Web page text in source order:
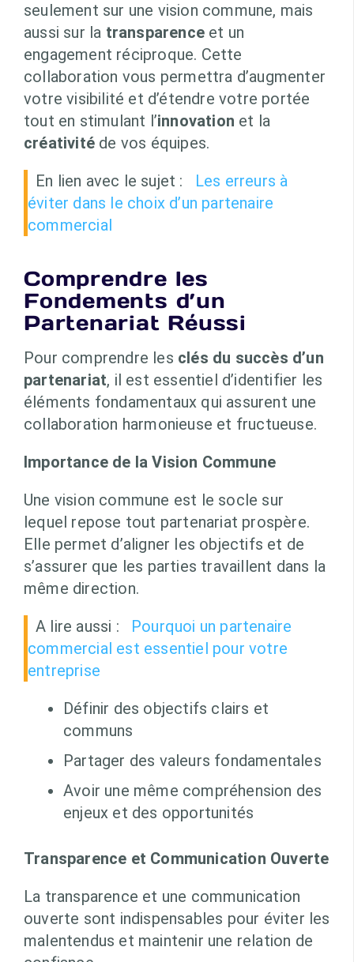
seulement sur une vision commune, mais
aussi sur la transparence et un
engagement réciproque. Cette
collaboration vous permettra d’augmenter
votre visibilité et d’étendre votre portée
tout en stimulant l’innovation et la
créativité de vos équipes.
En lien avec le sujet :
Les erreurs à
éviter dans le choix d’un partenaire
commercial
Comprendre les
Fondements d’un
Partenariat Réussi
Pour comprendre les clés du succès d’un
partenariat, il est essentiel d’identifier les
éléments fondamentaux qui assurent une
collaboration harmonieuse et fructueuse.
Importance de la Vision Commune
Une vision commune est le socle sur
lequel repose tout partenariat prospère.
Elle permet d’aligner les objectifs et de
s’assurer que les parties travaillent dans la
même direction.
A lire aussi :
Pourquoi un partenaire
commercial est essentiel pour votre
entreprise
Définir des objectifs clairs et
communs
Partager des valeurs fondamentales
Avoir une même compréhension des
enjeux et des opportunités
Transparence et Communication Ouverte
La transparence et une communication
ouverte sont indispensables pour éviter les
malentendus et maintenir une relation de